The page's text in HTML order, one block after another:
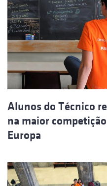
Alunos do Técnico
na maior
Europa